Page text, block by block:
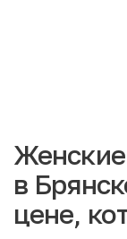
в
цене,